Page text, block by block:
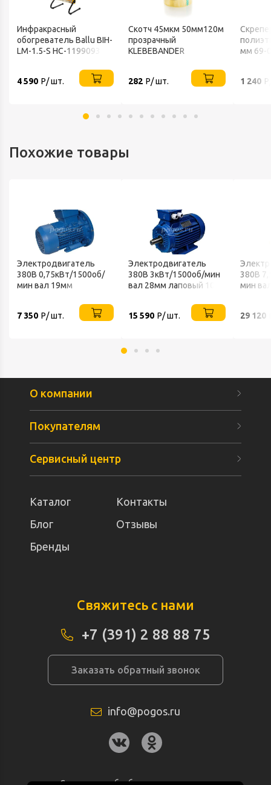
Инфракрасный
обогреватель Ballu BIH-
LM-1.5-S НС-1199093
4 590 Р/ шт.
Скотч 45мкм 50мм120м
прозрачный
KLEBEBANDER
282 Р/ шт.
мм 69-
1 240
Похожие товары
Электродвигатель
380В 0,75кВт/1500об/
мин вал 19мм
7 350 Р/ шт.
Электродвигатель
380В 3кВт/1500об/мин
вал 28мм лаповый 1081
15 590 Р/ шт.
380В
мин
29 120
О компании
Покупателям
Сервисный центр
Каталог
Контакты
Блог
Отзывы
Бренды
Свяжитесь с нами
+7 (391) 2 88 88 75
Заказать обратный звонок
info@pogos.ru